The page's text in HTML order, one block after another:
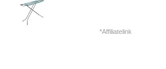
*Affiliatelink